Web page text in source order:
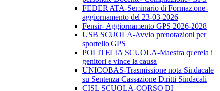
FEDER ATA-Seminario di Formazione-
aggiornamento del 23-03-2026
Fensir- Aggiornamento GPS 2026-2028
USB SCUOLA-Avvio prenotazioni per
sportello GPS
POLITELIA SCUOLA-Maestra querela i
genitori e vince la causa
UNICOBAS-Trasmissione nota Sindacale
su Sentenza Cassazione Diritti Sindacali
CISL SCUOLA-CORSO DI